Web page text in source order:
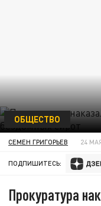
ОБЩЕСТВО
СЕМЕН ГРИГОРЬЕВ 24
ПОДПИШИТЕСЬ:
Прокуратура